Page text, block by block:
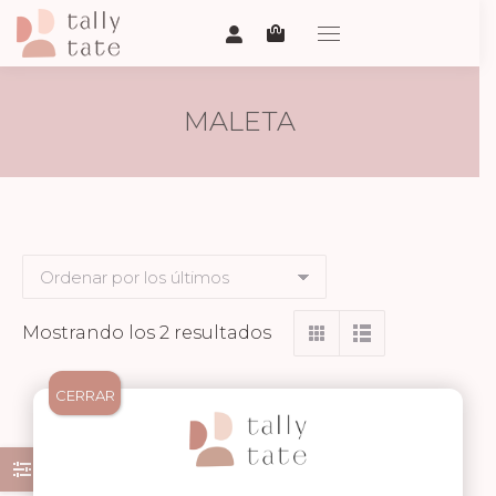
MALETA
Mostrando los 2 resultadosOrdenado
los
últimos
CERRAR